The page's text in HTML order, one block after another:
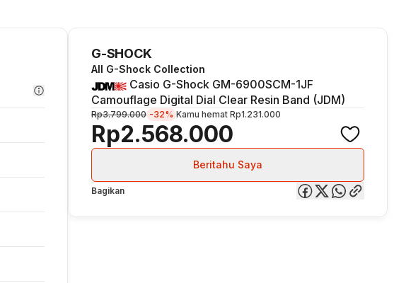
G-SHOCK
All G-Shock Collection
Casio G-Shock GM-6900SCM-1JF
Camouflage Digital Dial Clear Resin Band (JDM)
Rp2.568.000
Rp3.799.000 -32% Kamu hemat Rp1.231.000
Beritahu Saya
Bagikan